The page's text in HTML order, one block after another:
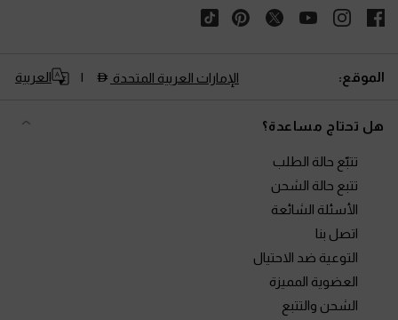
الموقع: الإمارات العربية المتحدة العربية
هل تحتاج مساعدة؟
تتبّع حالة الطلب
تتبع حالة الشحن
الأسئلة الشائعة
اتصل بنا
التوعية ضد الاحتيال
العضوية المميزة
الشحن والتتبع